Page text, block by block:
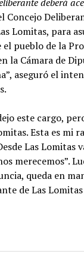
Concejo
Lomitas, para
pueblo de la
la Cámara de
aseguró el
este cargo,
Esta es mi
Las Lomitas
merecemos”.
queda en
de Las